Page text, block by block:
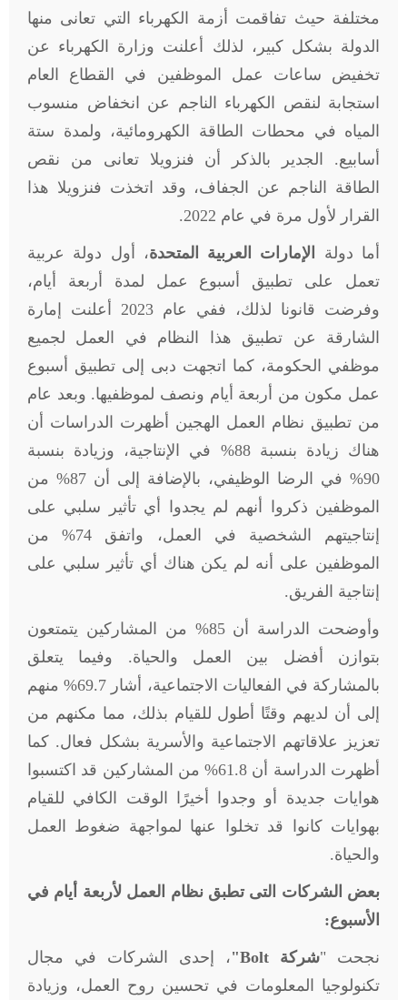
مختلفة حيث تفاقمت أزمة الكهرباء التي تعانى منها
الدولة بشكل كبير، لذلك أعلنت وزارة الكهرباء عن
تخفيض ساعات عمل الموظفين في القطاع العام
استجابة لنقص الكهرباء الناجم عن انخفاض منسوب
المياه في محطات الطاقة الكهرومائية، ولمدة ستة
أسابيع. الجدير بالذكر أن فنزويلا تعانى من نقص
الطاقة الناجم عن الجفاف، وقد اتخذت فنزويلا هذا
القرار لأول مرة في عام 2022.
أما دولة الإمارات العربية المتحدة، أول دولة عربية
تعمل على تطبيق أسبوع عمل لمدة أربعة أيام،
وفرضت قانونا لذلك، ففي عام 2023 أعلنت إمارة
الشارقة عن تطبيق هذا النظام في العمل لجميع
موظفي الحكومة، كما اتجهت دبى إلى تطبيق أسبوع
عمل مكون من أربعة أيام ونصف لموظفيها. وبعد عام
من تطبيق نظام العمل الهجين أظهرت الدراسات أن
هناك زيادة بنسبة 88% في الإنتاجية، وزيادة بنسبة
90% في الرضا الوظيفي، بالإضافة إلى أن 87% من
الموظفين ذكروا أنهم لم يجدوا أي تأثير سلبي على
إنتاجيتهم الشخصية في العمل، واتفق 74% من
الموظفين على أنه لم يكن هناك أي تأثير سلبي على
إنتاجية الفريق.
وأوضحت الدراسة أن 85% من المشاركين يتمتعون
بتوازن أفضل بين العمل والحياة. وفيما يتعلق
بالمشاركة في الفعاليات الاجتماعية، أشار 69.7% منهم
إلى أن لديهم وقتًا أطول للقيام بذلك، مما مكنهم من
تعزيز علاقاتهم الاجتماعية والأسرية بشكل فعال. كما
أظهرت الدراسة أن 61.8% من المشاركين قد اكتسبوا
هوايات جديدة أو وجدوا أخيرًا الوقت الكافي للقيام
بهوايات كانوا قد تخلوا عنها لمواجهة ضغوط العمل
والحياة.
بعض الشركات التى تطبق نظام العمل لأربعة أيام في
الأسبوع:
نجحت "شركة Bolt
"، إحدى الشركات في مجال
تكنولوجيا المعلومات في تحسين روح العمل، وزيادة